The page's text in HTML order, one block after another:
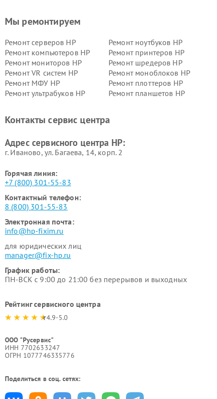
Мы ремонтируем
Ремонт серверов HP
Ремонт ноутбуков HP
Ремонт компьютеров HP
Ремонт принтеров HP
Ремонт мониторов HP
Ремонт шредеров HP
Ремонт VR систем HP
Ремонт моноблоков HP
Ремонт МФУ HP
Ремонт плоттеров HP
Ремонт ультрабуков HP
Ремонт планшетов HP
Контакты сервис центра
Адрес сервисного центра HP:
г. Иваново, ул. Багаева, 14, корп. 2
Горячая линия:
+7 (800) 301-55-83
Контактный телефон:
8 (800) 301-55-83
Электронная почта:
info@hp-fixim.ru
для юридических лиц
manager@fix-hp.ru
График работы:
ПН-ВСК с 9:00 до 21:00 без перерывов и выходных
Рейтинг сервисного центра
4.9-5.0
ООО "Русервис"
ИНН 7702633247
ОГРН 1077746335776
Поделиться в соц. сетях: